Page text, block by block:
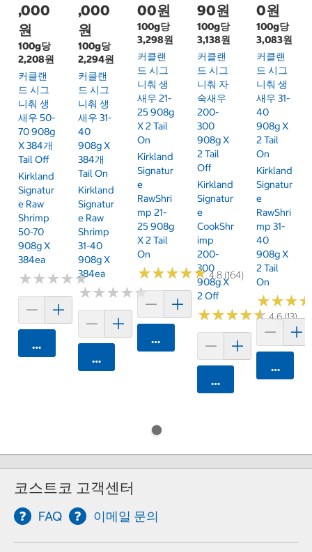
,000
원
100g당
2,208원
커클랜
드 시그
니춰 생
새우 50-
70 908g
X 384개
Tail Off
Kirkland
Signatur
E Raw
Shrimp
50-70
908g X
384ea
★★★★★
★★★★★
카트에 담기
,000
원
100g당
2,294원
커클랜
드 시그
니춰 생
새우 31-
40
908g X
384개
Tail On
Kirkland
Signatur
E Raw
Shrimp
31-40
908g X
384ea
★★★★★
★★★★★
카트에 담기
00원
100g당
3,298원
커클랜
드 시그
니춰 생
새우 21-
25 908g
X 2 Tail
On
Kirkland
Signatur
E
RawShri
Mp 21-
25 908g
X 2 Tail
On
★★★★★
★★★★★4.8 (164)
카트에 담기
90원
100g당
3,138원
커클랜
드 시그
니춰 자
숙새우
200-
300
908g X
2 Tail
Off
Kirkland
Signatur
E
CookShr
Imp
200-
300
908g X
2 Off
★★★★★
★★★★★4.6 (13)
카트에 담기
0원
100g당
3,083원
커클랜
드 시그
니춰 생
새우 31-
40
908g X
2 Tail
On
Kirkland
Signatur
E
RawShri
Mp 31-
40
908g X
2 Tail
On
★★★
★★★
카트에
코스트코 고객센터
FAQ 이메일 문의